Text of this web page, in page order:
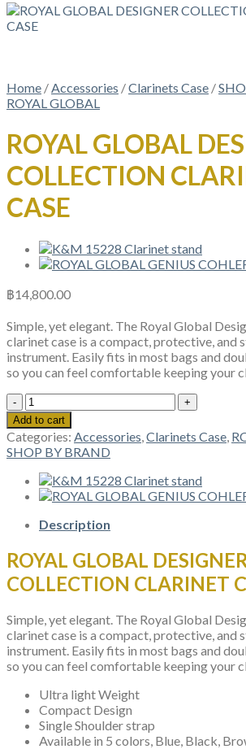
Home /Accessories /Clarinets Case /
ROYAL GLOBAL
ROYAL GLOBAL
COLLECTION
CASE
฿14,800.00
Simple, yet elegant. The Royal Global
clarinet case is a compact, protective, and
instrument. Easily fits in most bags and
so you can feel comfortable keeping your
ROYAL
GLOBAL
DESIGNER
COLLECTION
CLARINET
CASE
quantity
Add to cart
Categories: Accessories,Clarinets Case,
SHOP BY BRAND
Description
ROYAL GLOBAL DESIGNER
COLLECTION CLARINET
Simple, yet elegant. The Royal Global
clarinet case is a compact, protective, and
instrument. Easily fits in most bags and
so you can feel comfortable keeping your
Ultra light Weight
Compact Design
Single Shoulder strap
Available in 5 colors, Blue, Black,